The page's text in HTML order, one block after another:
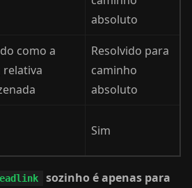
absoluto
como a
Resolvido para
caminho
absoluto
Sim
sozinho é apenas para